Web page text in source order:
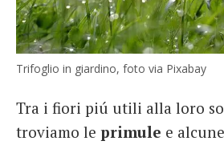
Trifoglio in giardino, foto via Pixabay
Tra i fiori piú utili alla loro
troviamo le primule e